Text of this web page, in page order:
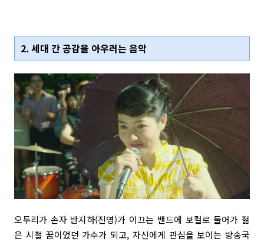
2. 세대 간 공감을 아우러는 음악
오두리가 손자 반지하(진영)가 이끄는 밴드에 보컬로 들어가 젊
은 시절 꿈이었던 가수가 되고, 자신에게 관심을 보이는 방송국